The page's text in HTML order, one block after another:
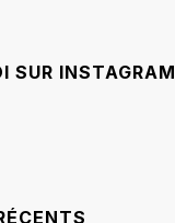
SUR INSTAGRAM